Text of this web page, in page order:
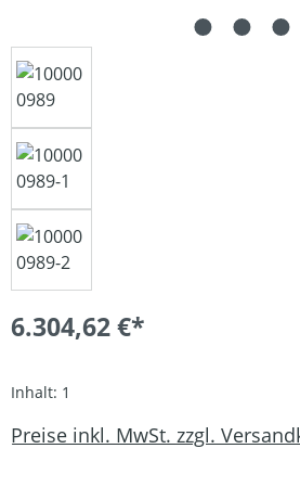
6.304,62 €*
Inhalt: 1
Preise inkl. MwSt. zzgl.